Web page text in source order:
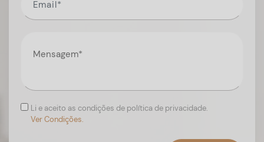
Li e aceito as condições de política de privacidade.
Ver Condições.